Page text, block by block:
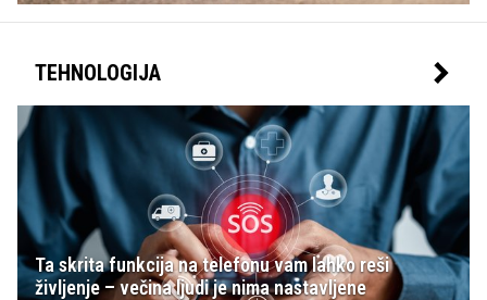
TEHNOLOGIJA
Ta skrita funkcija na telefonu vam lahko reši
življenje – večina ljudi je nima nastavljene